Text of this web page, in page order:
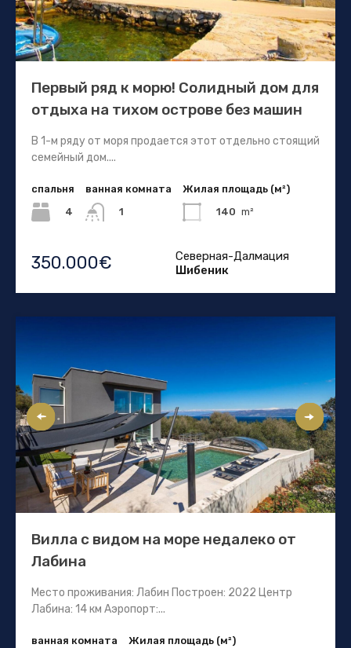
Первый ряд к морю! Солидный дом для
отдыха на тихом острове без машин
В 1-м ряду от моря продается этот отдельно стоящий
семейный дом....
спальня
4
ванная комната
1
Жилая площадь (м²)
140 m²
350.000€
Северная-Далмация
Шибеник
Вилла с видом на море недалеко от
Лабина
Место проживания: Лабин Построен: 2022 Центр
Лабина: 14 км Аэропорт:...
ванная комната Жилая площадь (м²)